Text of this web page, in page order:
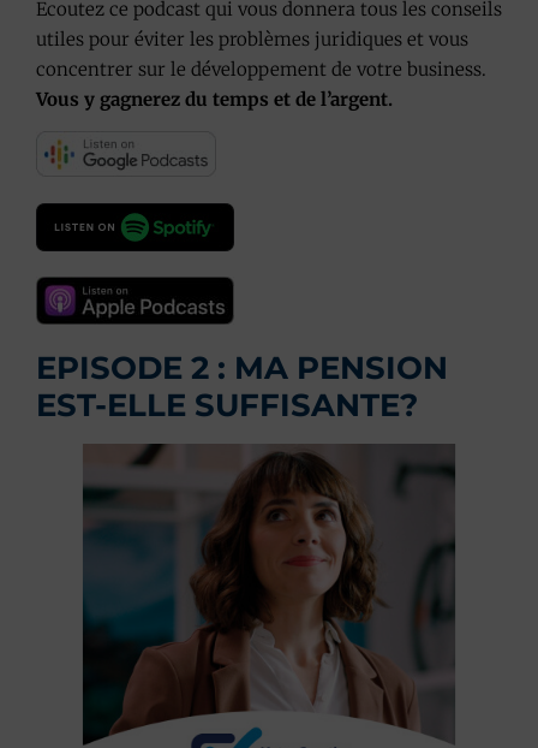
Ecoutez ce podcast qui vous donnera tous les conseils
utiles pour éviter les problèmes juridiques et vous
concentrer sur le développement de votre business.
Vous y gagnerez du temps et de l’argent.
EPISODE 2 : MA PENSION
EST-ELLE SUFFISANTE?